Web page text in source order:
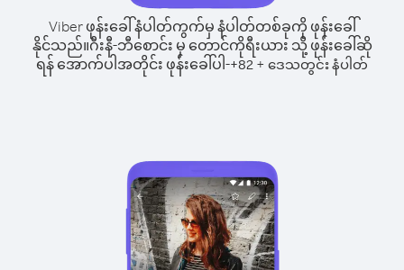
Viber ဖုန်းခေါ်နံပါတ်ကွက်မှ နံပါတ်တစ်ခုကို ဖုန်းခေါ်
နိုင်သည်။ဂီးနီ-ဘီစောင်း မှ တောင်ကိုရီးယား သို့ ဖုန်းခေါ်ဆို
ရန် အောက်ပါအတိုင်း ဖုန်းခေါ်ပါ-+82 + ဒေသတွင်း နံပါတ်